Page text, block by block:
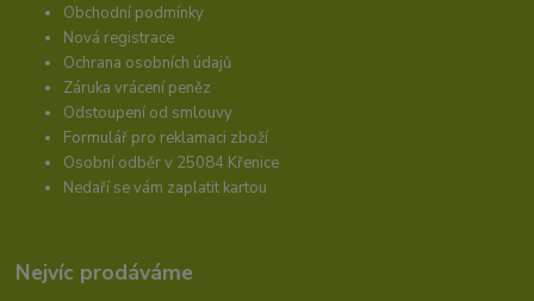
Obchodní podmínky
Nová registrace
Ochrana osobních údajů
Záruka vrácení peněz
Odstoupení od smlouvy
Formulář pro reklamaci zboží
Osobní odběr v 25084 Křenice
Nedaří se vám zaplatit kartou
Nejvíc prodáváme